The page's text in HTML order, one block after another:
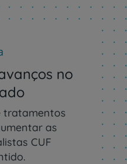
no
tratamentos
as
CUF